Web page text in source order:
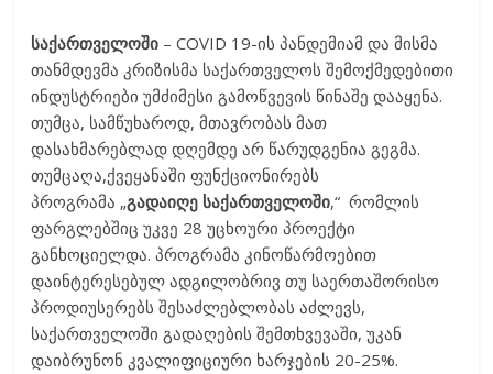
საქართველოში – COVID 19-ის პანდემიამ და მისმა
თანმდევმა კრიზისმა საქართველოს შემოქმედებითი
ინდუსტრიები უმძიმესი გამოწვევის წინაშე დააყენა.
თუმცა, სამწუხაროდ, მთავრობას მათ
დასახმარებლად დღემდე არ წარუდგენია გეგმა.
თუმცაღა,ქვეყანაში ფუნქციონირებს
პროგრამა „გადაიღე საქართველოში,“ რომლის
ფარგლებშიც უკვე 28 უცხოური პროექტი
განხოციელდა. პროგრამა კინოწარმოებით
დაინტერესებულ ადგილობრივ თუ საერთაშორისო
პროდიუსერებს შესაძლებლობას აძლევს,
საქართველოში გადაღების შემთხვევაში, უკან
დაიბრუნონ კვალიფიციური ხარჯების 20-25%.